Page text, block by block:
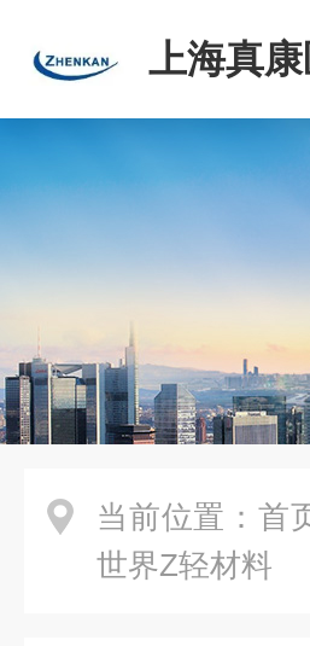
上海真
当前位置： 首
世界Z轻材料